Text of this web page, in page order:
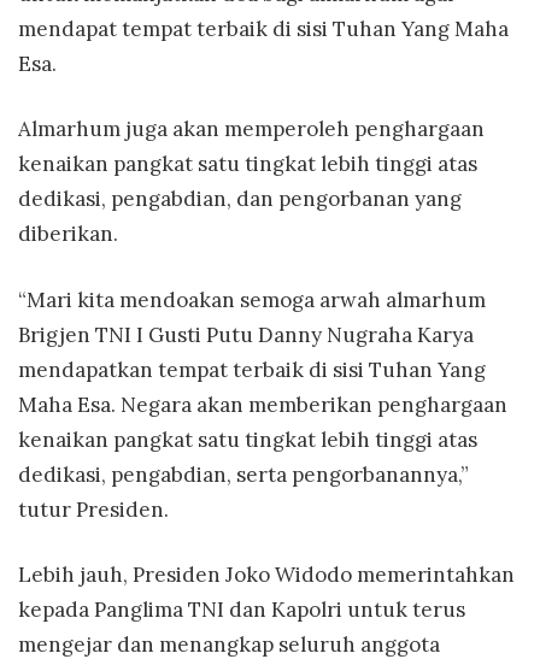
mendapat tempat terbaik di sisi Tuhan Yang Maha
Esa.
Almarhum juga akan memperoleh penghargaan
kenaikan pangkat satu tingkat lebih tinggi atas
dedikasi, pengabdian, dan pengorbanan yang
diberikan.
“Mari kita mendoakan semoga arwah almarhum
Brigjen TNI I Gusti Putu Danny Nugraha Karya
mendapatkan tempat terbaik di sisi Tuhan Yang
Maha Esa. Negara akan memberikan penghargaan
kenaikan pangkat satu tingkat lebih tinggi atas
dedikasi, pengabdian, serta pengorbanannya,”
tutur Presiden.
Lebih jauh, Presiden Joko Widodo memerintahkan
kepada Panglima TNI dan Kapolri untuk terus
mengejar dan menangkap seluruh anggota